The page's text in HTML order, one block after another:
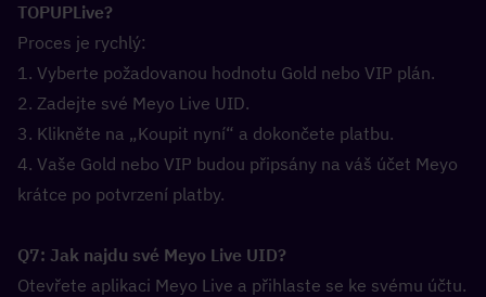
TOPUPLive?
Proces je rychlý:
1. Vyberte požadovanou hodnotu Gold nebo VIP plán.
2. Zadejte své Meyo Live UID.
3. Klikněte na „Koupit nyní“ a dokončete platbu.
4. Vaše Gold nebo VIP budou připsány na váš účet Meyo
krátce po potvrzení platby.
Q7: Jak najdu své Meyo Live UID?
Otevřete aplikaci Meyo Live a přihlaste se ke svému účtu.